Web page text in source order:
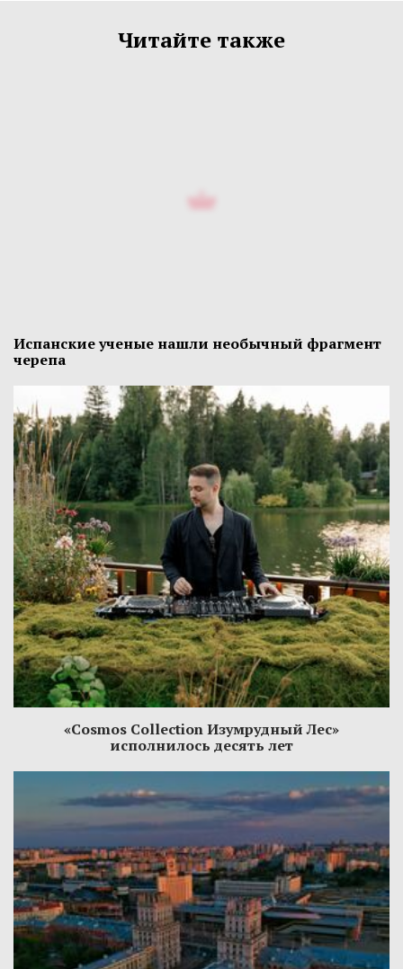
Читайте также
Испанские ученые нашли необычный фрагмент
черепа
«Cosmos Collection Изумрудный Лес»
исполнилось десять лет